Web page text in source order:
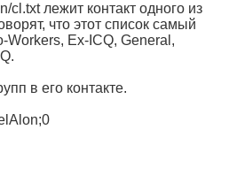
cl.txt лежит контакт одного из
что этот список самый
Workers, Ex-ICQ, General,
в его контакте.